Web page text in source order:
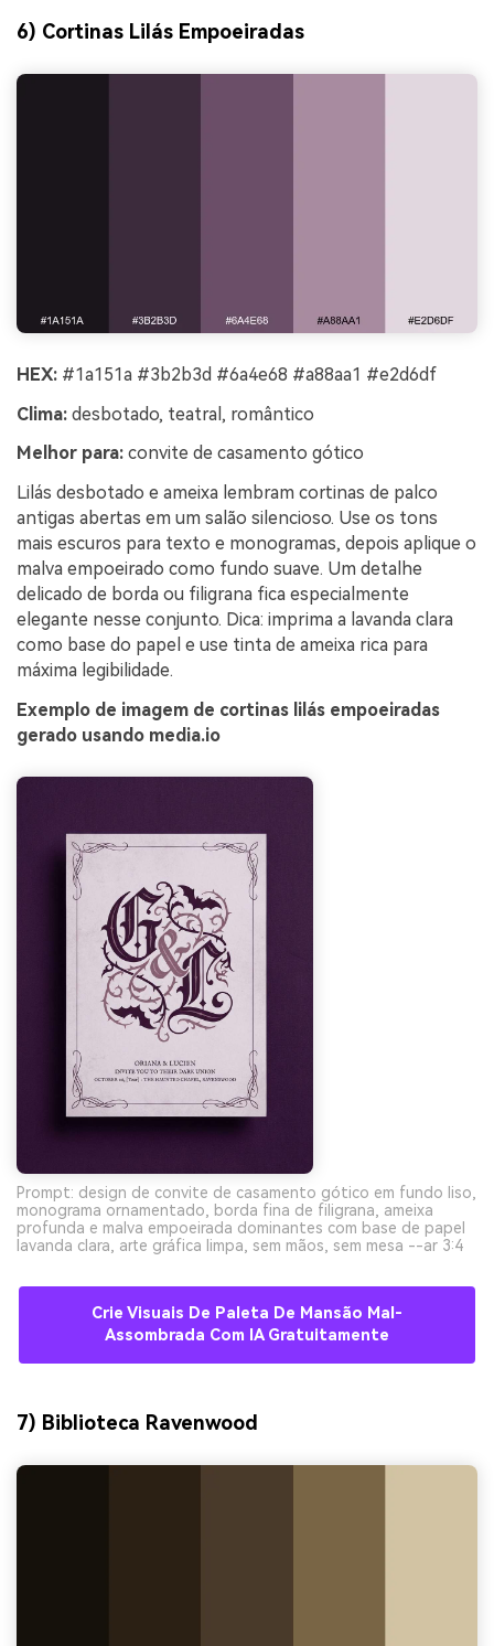
6) Cortinas Lilás Empoeiradas
HEX: #1a151a #3b2b3d #6a4e68 #a88aa1 #e2d6df
Clima: desbotado, teatral, romântico
Melhor para: convite de casamento gótico
Lilás desbotado e ameixa lembram cortinas de palco
antigas abertas em um salão silencioso. Use os tons
mais escuros para texto e monogramas, depois aplique o
malva empoeirado como fundo suave. Um detalhe
delicado de borda ou filigrana fica especialmente
elegante nesse conjunto. Dica: imprima a lavanda clara
como base do papel e use tinta de ameixa rica para
máxima legibilidade.
Exemplo de imagem de cortinas lilás empoeiradas
gerado usando media.io
Prompt: design de convite de casamento gótico em fundo liso,
monograma ornamentado, borda fina de filigrana, ameixa
profunda e malva empoeirada dominantes com base de papel
lavanda clara, arte gráfica limpa, sem mãos, sem mesa --ar 3:4
Crie Visuais De Paleta De Mansão Mal-
Assombrada Com IA Gratuitamente
7) Biblioteca Ravenwood